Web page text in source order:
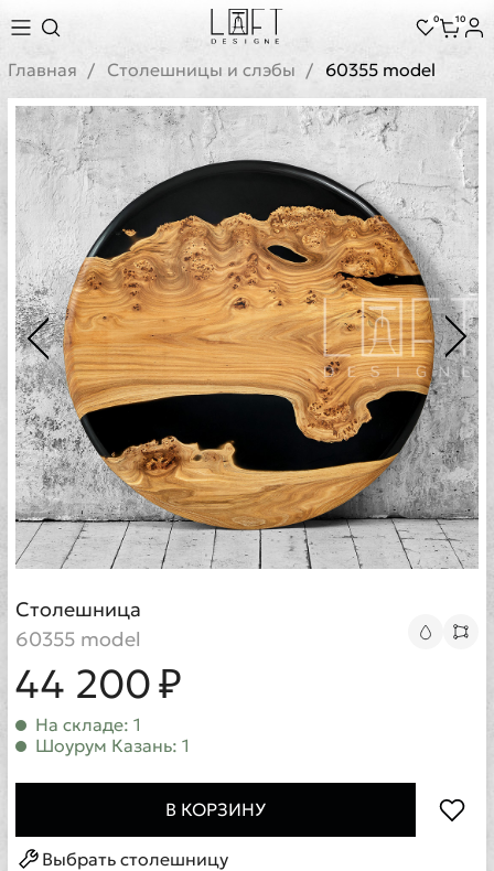
0 10
Главная Cтолешницы и слэбы 60355 model
Столешница
60355 model
44 200 ₽
На складе: 1
Шоурум Казань: 1
В КОРЗИНУ
Выбрать столешницу